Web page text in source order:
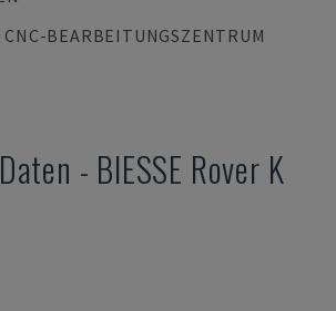
CNC-BEARBEITUNGSZENTRUM
- BIESSE Rover K